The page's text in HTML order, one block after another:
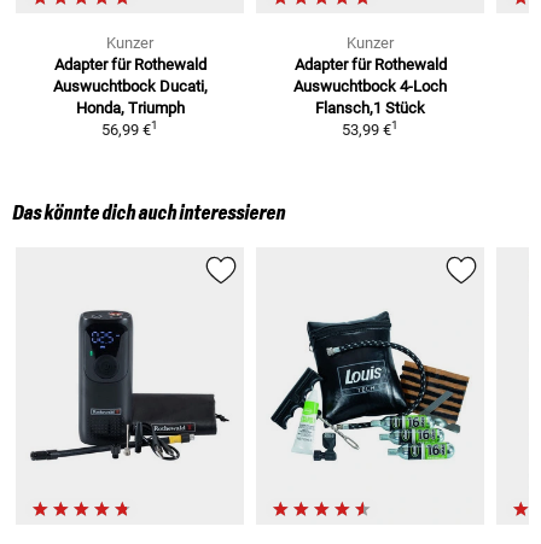
Kunzer
Adapter für Rothewald
Auswuchtbock Ducati,
Honda, Triumph
56,99 €1
Kunzer
Adapter für Rothewald
Auswuchtbock 4-Loch
Flansch,1 Stück
53,99 €1
Das könnte dich auch interessieren